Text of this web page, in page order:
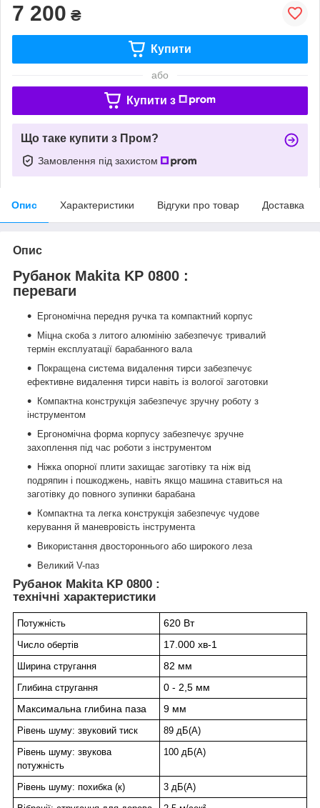
7 200 ₴
Купити
або
Купити з
Що таке купити з Пром?
Замовлення під захистом
Опис Характеристики Відгуки про товар Доставка
Опис
Рубанок Makita KP 0800 :
переваги
Ергономічна передня ручка та компактний корпус
Міцна скоба з литого алюмінію забезпечує тривалий
термін експлуатації барабанного вала
Покращена система видалення тирси забезпечує
ефективне видалення тирси навіть із вологої заготовки
Компактна конструкція забезпечує зручну роботу з
інструментом
Ергономічна форма корпусу забезпечує зручне
захоплення під час роботи з інструментом
Ніжка опорної плити захищає заготівку та ніж від
подряпин і пошкоджень, навіть якщо машина ставиться на
заготівку до повного зупинки барабана
Компактна та легка конструкція забезпечує чудове
керування й маневровість інструмента
Використання двостороннього або широкого леза
Великий V-паз
Рубанок Makita KP 0800 :
технічні характеристики
Потужність 620 Вт
Число обертів 17.000 хв-1
Ширина стругання 82 мм
Глибина стругання
0 - 2,5 мм
Максимальна глибина паза
9 мм
Рівень шуму: звуковий тиск
89 дБ(А)
Рівень шуму: звукова
потужність
100 дБ(А)
Рівень шуму: похибка (к)
3 дБ(А)